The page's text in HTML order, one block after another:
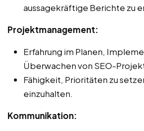
aussagekräftige Berichte zu
Projektmanagement:
Erfahrung im Planen,
Überwachen von SEO-
Fähigkeit, Prioritäten zu
einzuhalten.
Kommunikation: